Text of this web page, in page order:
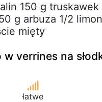
150 g truskawek
g arbuza 1/2
mięty
w verrines na
łatwe